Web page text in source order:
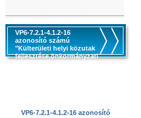
VP6-7.2.1-4.1.2-16
azonosító számú
"Külterületi helyi közutak
fejlesztése,önkormányzati
VP6-7.2.1-4.1.2-16 azonosító